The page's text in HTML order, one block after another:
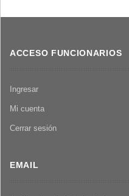
ACCESO FUNCIONARIOS
Ingresar
Mi cuenta
Cerrar sesión
EMAIL